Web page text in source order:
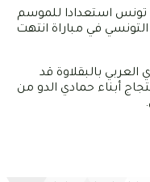
تونس استعدادا للموسم
في مباراة انتهت
العربي بالبقلاوة قد
بسبب احتجاج أبناء حمادي الدو من